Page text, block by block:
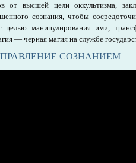
от высшей цели оккультизма,
сознания, чтобы
целью манипулирования ими,
— черная магия на службе
СОЗНАНИЕМ